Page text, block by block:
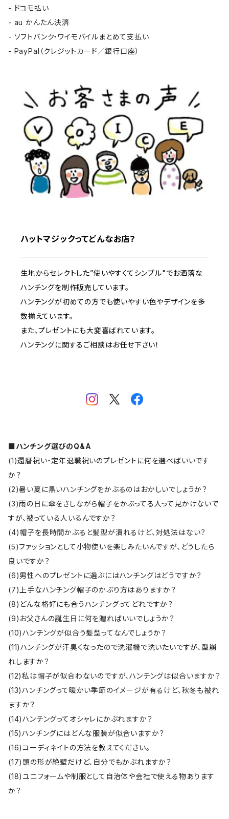
- ドコモ払い
- au かんたん決済
- ソフトバンク・ワイモバイルまとめて支払い
- PayPal（クレジットカード／銀行口座）
ハットマジックってどんなお店？
生地からセレクトした”使いやすくてシンプル"でお洒落な
ハンチングを制作販売しています。
ハンチングが初めての方でも使いやすい色やデザインを多
数揃えています。
また、プレゼントにも大変喜ばれています。
ハンチングに関するご相談はお任せ下さい！
■ハンチング選びのQ&A
(1)還暦祝い・定年退職祝いのプレゼントに何を選べばいいです
か？
(2)暑い夏に黒いハンチングをかぶるのはおかしいでしょうか？
(3)雨の日に傘をさしながら帽子をかぶってる人って見かけないで
すが、被っている人いるんですか？
(4)帽子を長時間かぶると髪型が潰れるけど、対処法はない？
(5)ファッションとして小物使いを楽しみたいんですが、どうしたら
良いですか？
(6)男性へのプレゼントに選ぶにはハンチングはどうですか？
(7)上手なハンチング帽子のかぶり方はありますか？
(8)どんな格好にも合うハンチングってどれですか？
(9)お父さんの誕生日に何を贈ればいいでしょうか？
(10)ハンチングが似合う髪型ってなんでしょうか？
(11)ハンチングが汗臭くなったので洗濯機で洗いたいですが、型崩
れしますか？
(12)私は帽子が似合わないのですが、ハンチングは似合いますか？
(13)ハンチングって暖かい季節のイメージが有るけど、秋冬も被れ
ますか？
(14)ハンチングってオシャレにかぶれますか？
(15)ハンチングにはどんな服装が似合いますか？
(16)コーディネイトの方法を教えてください。
(17)頭の形が絶壁だけど、自分でもかぶれますか？
(18)ユニフォームや制服として自治体や会社で使える物あります
か？